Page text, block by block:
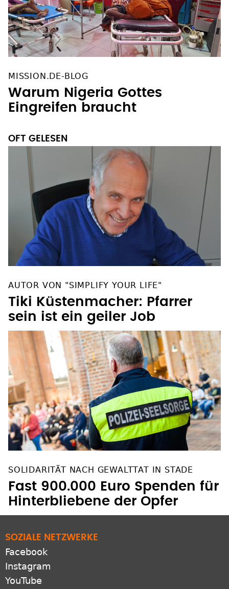
MISSION.DE-BLOG
Warum Nigeria Gottes
Eingreifen braucht
OFT GELESEN
AUTOR VON "SIMPLIFY YOUR LIFE"
Tiki Küstenmacher: Pfarrer
sein ist ein geiler Job
SOLIDARITÄT NACH GEWALTTAT IN STADE
Fast 900.000 Euro Spenden für
Hinterbliebene der Opfer
SOZIALE NETZWERKE
Facebook
Instagram
YouTube